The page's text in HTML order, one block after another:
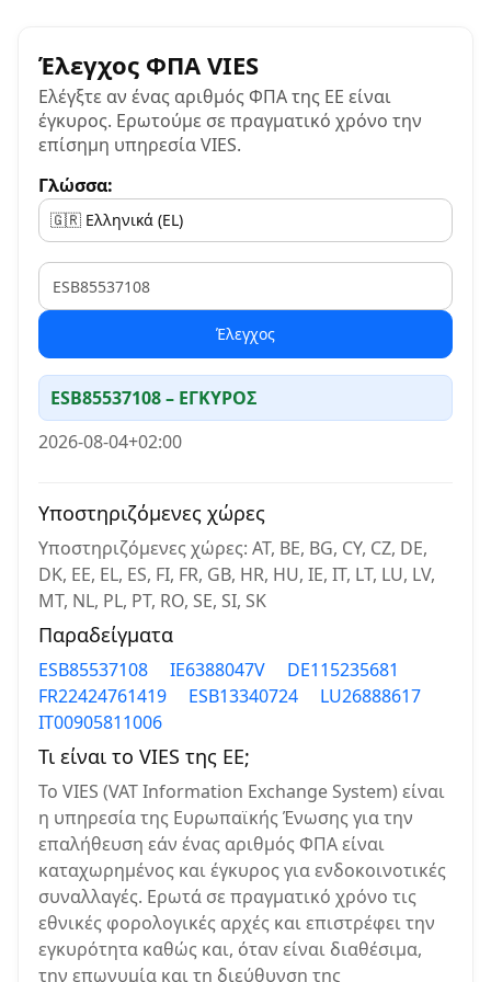
Έλεγχος ΦΠΑ VIES
Ελέγξτε αν ένας αριθμός ΦΠΑ της ΕΕ είναι
έγκυρος. Ερωτούμε σε πραγματικό χρόνο την
επίσημη υπηρεσία VIES.
Γλώσσα:
Έλεγχος
ESB85537108 – ΕΓΚΥΡΟΣ
2026-08-04+02:00
Υποστηριζόμενες χώρες
Υποστηριζόμενες χώρες: AT, BE, BG, CY, CZ, DE,
DK, EE, EL, ES, FI, FR, GB, HR, HU, IE, IT, LT, LU, LV,
MT, NL, PL, PT, RO, SE, SI, SK
Παραδείγματα
ESB85537108 IE6388047V
DE115235681
FR22424761419
ESB13340724
LU26888617
IT00905811006
Τι είναι το VIES της ΕΕ;
Το VIES (VAT Information Exchange System) είναι
η υπηρεσία της Ευρωπαϊκής Ένωσης για την
επαλήθευση εάν ένας αριθμός ΦΠΑ είναι
καταχωρημένος και έγκυρος για ενδοκοινοτικές
συναλλαγές. Ερωτά σε πραγματικό χρόνο τις
εθνικές φορολογικές αρχές και επιστρέφει την
εγκυρότητα καθώς και, όταν είναι διαθέσιμα,
την επωνυμία και τη διεύθυνση της